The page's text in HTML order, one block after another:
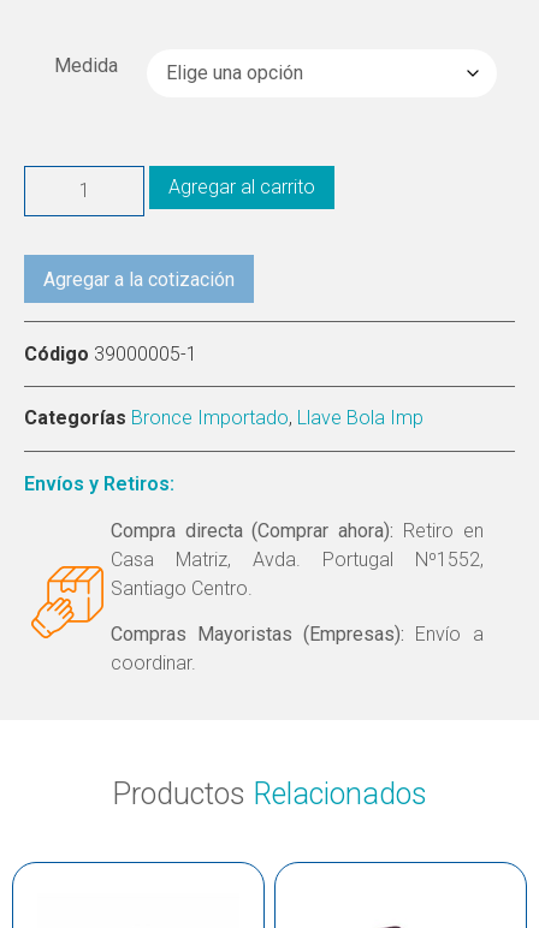
Medida
Agregar al carrito
Agregar a la cotización
Código 39000005-1
Categorías Bronce Importado, Llave Bola Imp
Envíos y Retiros:
Compra directa (Comprar ahora): Retiro en
Casa Matriz, Avda. Portugal Nº1552,
Santiago Centro.
Compras Mayoristas (Empresas): Envío a
coordinar.
Productos Relacionados